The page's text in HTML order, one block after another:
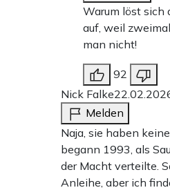
Warum löst sich
auf, weil
man nicht!
92
Nick Falke
Melden
Naja, sie haben
begann 1993, als
der Macht verteilte.
Anleihe, aber ich